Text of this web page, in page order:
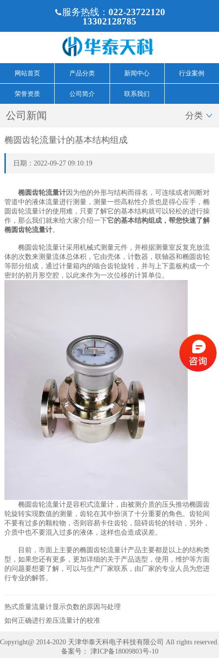
服务热线： 022-23722120
13302128785
网站首页 产品分类 新闻中心 行业案例
荣誉资质 公司简介 联系我们
公司新闻 分类 
椭圆齿轮流量计的基本结构组成
日期：2022-09-27 09:10:19
椭圆齿轮流量计因为他的外形与结构而得名，可连续或者间断对
管道中的液体流量进行测量，测量一些高粘性介质也是得心应手，椭
圆齿轮流量计的使用难，只要了解它的基本结构就可以轻松的进行操
作，那么我们就来给大家介绍一下它的基本结构组成，帮您快速了解
椭圆齿轮流量计。
椭圆齿轮流量计采用机械式测量元件，并根据测量室反复充放流
体的次数来测量流体总体积，它由壳体，计数器，联轴器和椭圆齿轮
等部分组成，通过计量箱内的啮合齿轮旋转，并与上下盖板构成一个
密封的初月形空腔，以此来作为一次位移的计算单位。
椭圆齿轮流量计是容积式流量计，由被测介质的压头推动椭圆齿
轮旋转实现数值的测量，齿轮在其中扮演了十分重要的角色。齿轮间
不要有过多的颗粒物，否则容易卡住齿轮，阻碍齿轮的转动，另外，
介质中也不要混入过多的液体，这样也会造成误差。
目前，市面上主要的椭圆齿轮流量计产品主要都是以上的结构类
型，如果您还有更多，更加详细的关于产品选型，使用，维护等方面
的问题要想要了解，可以与生产厂家联系，由厂家的专业人员为您进
行专业的解答。
热式质量流量计显示负数的原因与处理
如何正确进行差压流量计的校准
Copyright@ 2014-2020 天津华泰天科电子科技有限公司 All rights reserved.
备案号： 津ICP备18009803号-10